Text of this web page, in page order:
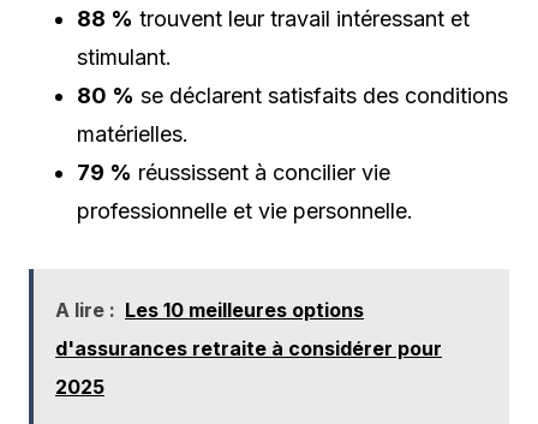
88 % trouvent leur travail intéressant et
stimulant.
80 % se déclarent satisfaits des conditions
matérielles.
79 % réussissent à concilier vie
professionnelle et vie personnelle.
A lire : Les 10 meilleures options
d'assurances retraite à considérer pour
2025